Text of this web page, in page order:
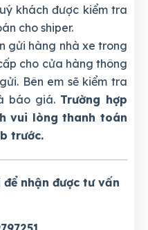
khách được kiểm tra
cho shiper.
gửi hàng nhà xe trong
cho cửa hàng thông
Bên em sẽ kiểm tra
báo giá. Trường hợp
vui lòng thanh toán
trước.
nhận được tư vấn